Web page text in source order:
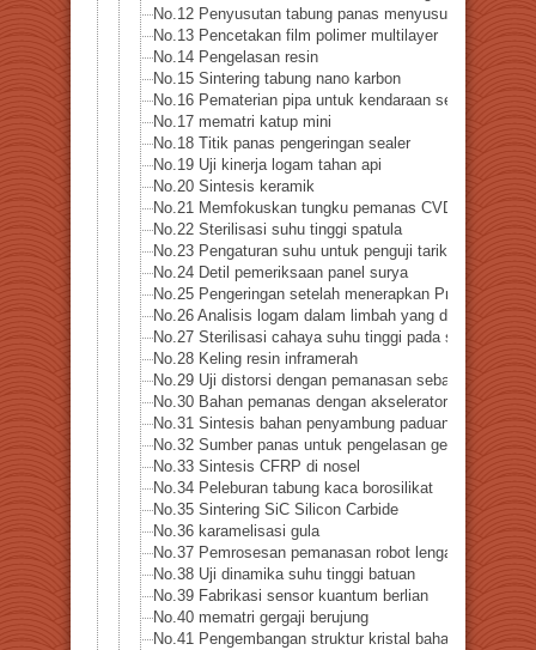
No.12 Penyusutan tabung panas menyusut
No.13 Pencetakan film polimer multilayer
No.14 Pengelasan resin
No.15 Sintering tabung nano karbon
No.16 Pematerian pipa untuk kendaraan sel bahan
No.17 mematri katup mini
No.18 Titik panas pengeringan sealer
No.19 Uji kinerja logam tahan api
No.20 Sintesis keramik
No.21 Memfokuskan tungku pemanas CVD
No.22 Sterilisasi suhu tinggi spatula
No.23 Pengaturan suhu untuk penguji tarik (bahan
No.24 Detil pemeriksaan panel surya
No.25 Pengeringan setelah menerapkan Pretty Cure
No.26 Analisis logam dalam limbah yang dibakar
No.27 Sterilisasi cahaya suhu tinggi pada spatula
No.28 Keling resin inframerah
No.29 Uji distorsi dengan pemanasan sebagian bagian
No.30 Bahan pemanas dengan akselerator linier dan
No.31 Sintesis bahan penyambung paduan bubuk
No.32 Sumber panas untuk pengelasan gesekan
No.33 Sintesis CFRP di nosel
No.34 Peleburan tabung kaca borosilikat
No.35 Sintering SiC Silicon Carbide
No.36 karamelisasi gula
No.37 Pemrosesan pemanasan robot lengan ganda
No.38 Uji dinamika suhu tinggi batuan
No.39 Fabrikasi sensor kuantum berlian
No.40 mematri gergaji berujung
No.41 Pengembangan struktur kristal bahan magnetik